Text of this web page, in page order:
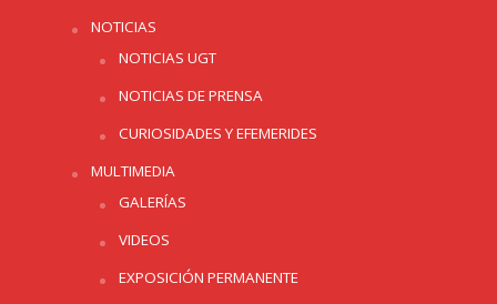
NOTICIAS
NOTICIAS UGT
NOTICIAS DE PRENSA
CURIOSIDADES Y EFEMERIDES
MULTIMEDIA
GALERÍAS
VIDEOS
EXPOSICIÓN PERMANENTE